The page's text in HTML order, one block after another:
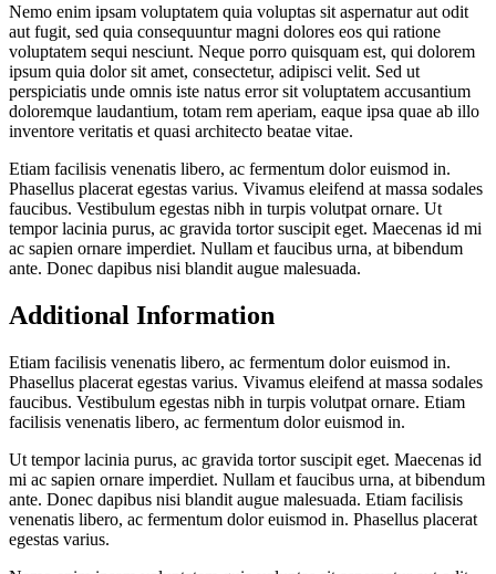
Nemo enim ipsam voluptatem quia voluptas sit aspernatur aut odit
aut fugit, sed quia consequuntur magni dolores eos qui ratione
voluptatem sequi nesciunt. Neque porro quisquam est, qui dolorem
ipsum quia dolor sit amet, consectetur, adipisci velit. Sed ut
perspiciatis unde omnis iste natus error sit voluptatem accusantium
doloremque laudantium, totam rem aperiam, eaque ipsa quae ab illo
inventore veritatis et quasi architecto beatae vitae.
Etiam facilisis venenatis libero, ac fermentum dolor euismod in.
Phasellus placerat egestas varius. Vivamus eleifend at massa sodales
faucibus. Vestibulum egestas nibh in turpis volutpat ornare. Ut
tempor lacinia purus, ac gravida tortor suscipit eget. Maecenas id mi
ac sapien ornare imperdiet. Nullam et faucibus urna, at bibendum
ante. Donec dapibus nisi blandit augue malesuada.
Additional Information
Etiam facilisis venenatis libero, ac fermentum dolor euismod in.
Phasellus placerat egestas varius. Vivamus eleifend at massa sodales
faucibus. Vestibulum egestas nibh in turpis volutpat ornare. Etiam
facilisis venenatis libero, ac fermentum dolor euismod in.
Ut tempor lacinia purus, ac gravida tortor suscipit eget. Maecenas id
mi ac sapien ornare imperdiet. Nullam et faucibus urna, at bibendum
ante. Donec dapibus nisi blandit augue malesuada. Etiam facilisis
venenatis libero, ac fermentum dolor euismod in. Phasellus placerat
egestas varius.